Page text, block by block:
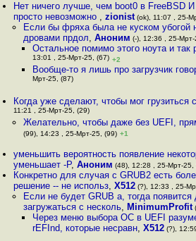
Нет ничего лучше, чем boot0 в FreeBSD
просто невозможно ,zionist (ok), 11:07 , 25-
Если бы фряха была не куском убогой
дровами прдол, Аноним (-), 12:36 , 25-Мрт-
Остальное помимо этого ноута и так
13:01 , 25-Мрт-25, (67) +2
Вообще-то я лишь про загрузчик
Мрт-25, (87)
Когда уже сделают, чтобы мог грузиться
11:21 , 25-Мрт-25, (29)
Желательно, чтобы даже без UEFI,
(99), 14:23 , 25-Мрт-25, (99) +1
уменьшить вероятность появление
уменьшает -P,Аноним (48), 12:28 , 25-Мрт-25,
Конкретно для случая с GRUB2 есть
решение -- не использ,X512 (?), 12:33 , 25-
Если не будет GRUB а, тогда появится
загружаться с несколь, MinimumProfit
Через меню выбора ОС в UEFI
rEFInd, которые несравн, X512(?),